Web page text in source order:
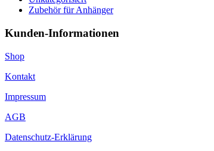
Zubehör für Anhänger
Kunden-Informationen
Shop
Kontakt
Impressum
AGB
Datenschutz-Erklärung